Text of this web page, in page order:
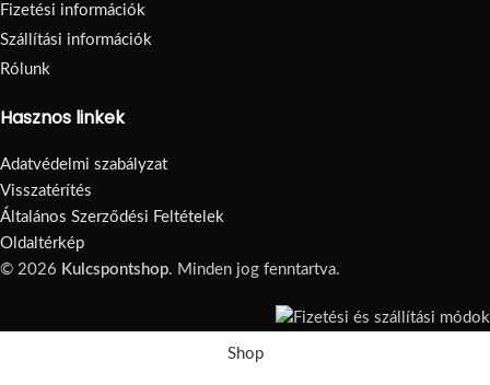
Fizetési információk
Szállítási információk
Rólunk
Hasznos linkek
Adatvédelmi szabályzat
Visszatérítés
Általános Szerződési Feltételek
Oldaltérkép
© 2026 Kulcspontshop. Minden jog fenntartva.
Shop